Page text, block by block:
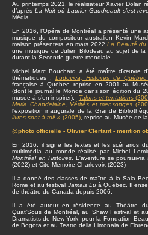
Au printemps 2021, le réalisateur Xavier Dolan
d’après La Nuit où Laurier Gaudreault s’est
Média.
En 2016, l’Opéra de Montréal a présenté une
musique du compositeur australien Kevin
maison présentera en mars 2022La Beauté du
une musique de Julien Bilodeau au sujet de la
durant la Seconde guerre mondiale.
Michel Marc Bouchard a été maître d'œuvre
thématiques : Ludovica, Histoires de Québec
française à Québec, reprise en 2001 au
(dont le journal le Monde dans son édition du
musée à s’en inspirer).
Talons et tentations
Maria Chapdelaine, Vérités et mensonges
l'exposition inaugurale de la Grande
livres sont à toi! » (2005) , reprise au Musée de
@photo officielle - Olivier Clertant- mention
En 2016, il signe les textes et les scénarios du
multimédia au monde réalisé par Michel
Montréal en Histoires. L'aventure se poursuivra
(2022) et Cité Mémoire Charlevoix (2023)
Il a donné des classes de maître à la Sala
Rome et au festival Jamais Luà Québec. Il
de théâtre du Canada depuis 2006.
Il a été auteur en résidence au Théâtre
Quat’Sous de Montréal, au Shaw Festival et
Dramatists de New-York, pour la Fondation
de Bogota et au Teatro della Limonaia de